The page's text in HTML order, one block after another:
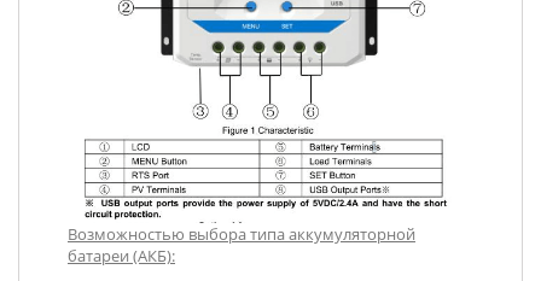
Возможностью выбора типа аккумуляторной
батареи (АКБ):